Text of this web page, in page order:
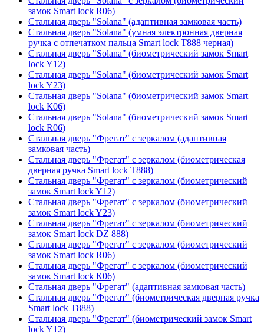
замок Smart lock R06)
Стальная дверь "Solana" (адаптивная замковая часть)
Стальная дверь "Solana" (умная электронная дверная
ручка с отпечатком пальца Smart lock T888 черная)
Стальная дверь "Solana" (биометрический замок Smart
lock Y12)
Стальная дверь "Solana" (биометрический замок Smart
lock Y23)
Стальная дверь "Solana" (биометрический замок Smart
lock К06)
Стальная дверь "Solana" (биометрический замок Smart
lock R06)
Стальная дверь "Фрегат" с зеркалом (адаптивная
замковая часть)
Стальная дверь "Фрегат" с зеркалом (биометрическая
дверная ручка Smart lock T888)
Стальная дверь "Фрегат" с зеркалом (биометрический
замок Smart lock Y12)
Стальная дверь "Фрегат" с зеркалом (биометрический
замок Smart lock Y23)
Стальная дверь "Фрегат" с зеркалом (биометрический
замок Smart lock DZ 888)
Стальная дверь "Фрегат" с зеркалом (биометрический
замок Smart lock R06)
Стальная дверь "Фрегат" с зеркалом (биометрический
замок Smart lock К06)
Стальная дверь "Фрегат" (адаптивная замковая часть)
Стальная дверь "Фрегат" (биометрическая дверная ручка
Smart lock T888)
Стальная дверь "Фрегат" (биометрический замок Smart
lock Y12)